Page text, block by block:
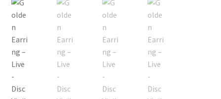
Echipamente
Listă produse
Oferta lunii
Contul meu